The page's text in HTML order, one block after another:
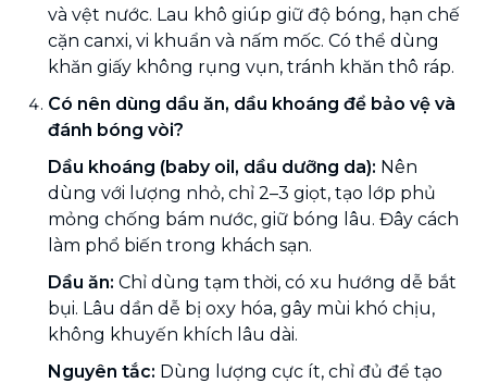
và vệt nước. Lau khô giúp giữ độ bóng, hạn chế
cặn canxi, vi khuẩn và nấm mốc. Có thể dùng
khăn giấy không rụng vụn, tránh khăn thô ráp.
Có nên dùng dầu ăn, dầu khoáng để bảo vệ và
đánh bóng vòi?
Dầu khoáng (baby oil, dầu dưỡng da): Nên
dùng với lượng nhỏ, chỉ 2–3 giọt, tạo lớp phủ
mỏng chống bám nước, giữ bóng lâu. Đây cách
làm phổ biến trong khách sạn.
Dầu ăn: Chỉ dùng tạm thời, có xu hướng dễ bắt
bụi. Lâu dần dễ bị oxy hóa, gây mùi khó chịu,
không khuyến khích lâu dài.
Nguyên tắc: Dùng lượng cực ít, chỉ đủ để tạo